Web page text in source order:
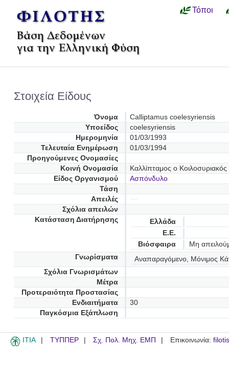
Τόποι
Στοιχεία Είδους
Όνομα
Calliptamus coelesyriensis
Υποείδος
coelesyriensis
Ημερομηνία
01/03/1993
Τελευταία Ενημέρωση
01/03/1994
Προηγούμενες Oνομασίες
Κοινή Ονομασία
Καλλίπταμος ο Κοιλοσυριακός
Είδος Οργανισμού
Ασπόνδυλο
Τάση
Απειλές
Σχόλια απειλών
Κατάσταση Διατήρησης
Ελλάδα
Ε.Ε.
Βιόσφαιρα
Μη
Γνωρίσματα
Αναπαραγόμενο, Μόνιμος
Σχόλια Γνωρισμάτων
Μέτρα
Προτεραιότητα Προστασίας
Ενδιαιτήματα
30
Παγκόσμια Εξάπλωση
ITIA ΤΥΠΠΕΡ Σχ. Πολ. Μηχ. ΕΜΠ Επικοινωνία: